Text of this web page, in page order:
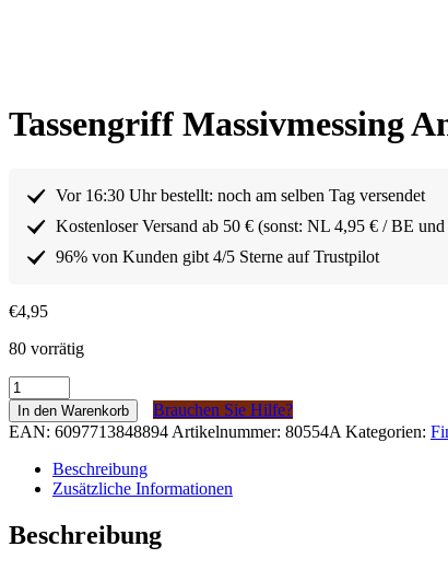
Tassengriff Massivmessing
Vor 16:30 Uhr bestellt: noch am selben Tag versendet
Kostenloser Versand ab 50 € (sonst: NL 4,95 € / BE
96% von Kunden gibt 4/5 Sterne auf Trustpilot
€4,95
80 vorrätig
Komgreep
Massief
Messing
Antiek
'Orient'
90mm
Menge
In den Warenkorb
Brauchen Sie Hilfe?
EAN: 6097713848894 Artikelnummer: 80554A Kategorien:
Beschreibung
Zusätzliche Informationen
Beschreibung